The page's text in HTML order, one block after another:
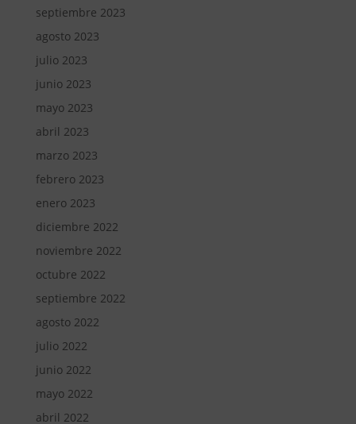
septiembre 2023
agosto 2023
julio 2023
junio 2023
mayo 2023
abril 2023
marzo 2023
febrero 2023
enero 2023
diciembre 2022
noviembre 2022
octubre 2022
septiembre 2022
agosto 2022
julio 2022
junio 2022
mayo 2022
abril 2022